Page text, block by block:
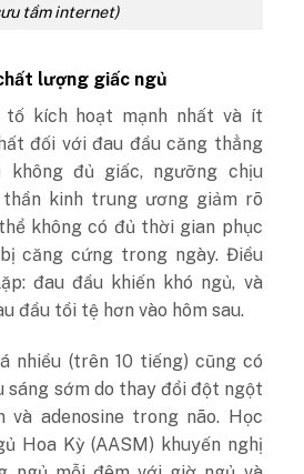
tầm internet)
lượng giấc ngủ
tố kích hoạt mạnh nhất và ít
đối với đau đầu căng thẳng
đủ giấc, ngưỡng chịu
kinh trung ương giảm rõ
không có đủ thời gian phục
căng cứng trong ngày. Điều
đau đầu khiến khó ngủ, và
đầu tồi tệ hơn vào hôm sau.
nhiều (trên 10 tiếng) cũng có
sáng sớm do thay đổi đột ngột
và adenosine trong não. Học
Hoa Kỳ (AASM) khuyến nghị